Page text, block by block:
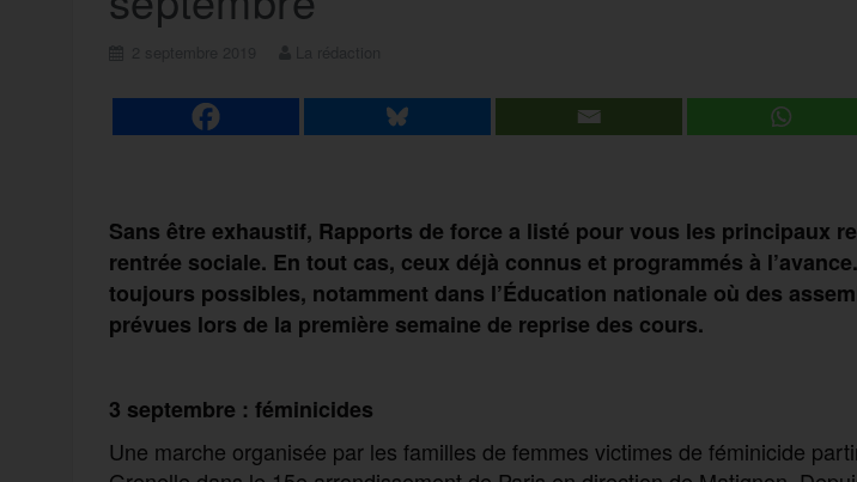
Sans être exhaustif, Rapports de force a listé pour vous les principaux
rentrée sociale. En tout cas, ceux déjà connus et programmés à
toujours possibles, notamment dans l’Éducation nationale où des
prévues lors de la première semaine de reprise des cours.
3 septembre : féminicides
Une marche organisée par les familles de femmes victimes de féminicide